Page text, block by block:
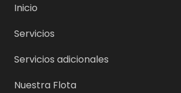
Inicio
Servicios
Servicios adicionales
Nuestra Flota